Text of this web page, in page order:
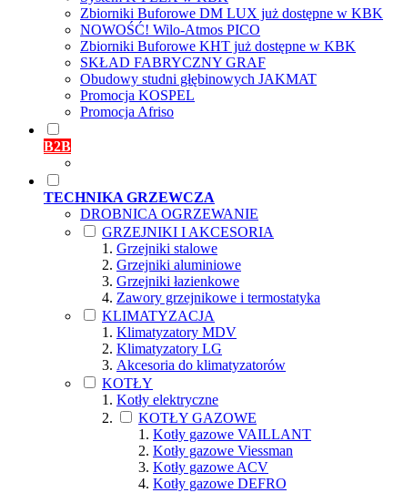
Zbiorniki Buforowe DM LUX już dostępne w KBK
NOWOŚĆ! Wilo-Atmos PICO
Zbiorniki Buforowe KHT już dostępne w KBK
SKŁAD FABRYCZNY GRAF
Obudowy studni głębinowych JAKMAT
Promocja KOSPEL
Promocja Afriso
B2B
TECHNIKA GRZEWCZA
DROBNICA OGRZEWANIE
GRZEJNIKI I AKCESORIA
Grzejniki stalowe
Grzejniki aluminiowe
Grzejniki łazienkowe
Zawory grzejnikowe i termostatyka
KLIMATYZACJA
Klimatyzatory MDV
Klimatyzatory LG
Akcesoria do klimatyzatorów
KOTŁY
Kotły elektryczne
KOTŁY GAZOWE
Kotły gazowe VAILLANT
Kotły gazowe Viessman
Kotły gazowe ACV
Kotły gazowe DEFRO